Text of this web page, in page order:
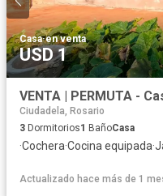
Casa·en venta
USD 1
Ciudadela, Rosario
3 Dormitorios1 BañoCasa
·Cochera·Cocina equipada·
Actualizado hace más de 1